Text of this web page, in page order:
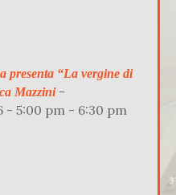
presenta “La vergine di
Mazzini-
- 5:00 pm - 6:30 pm